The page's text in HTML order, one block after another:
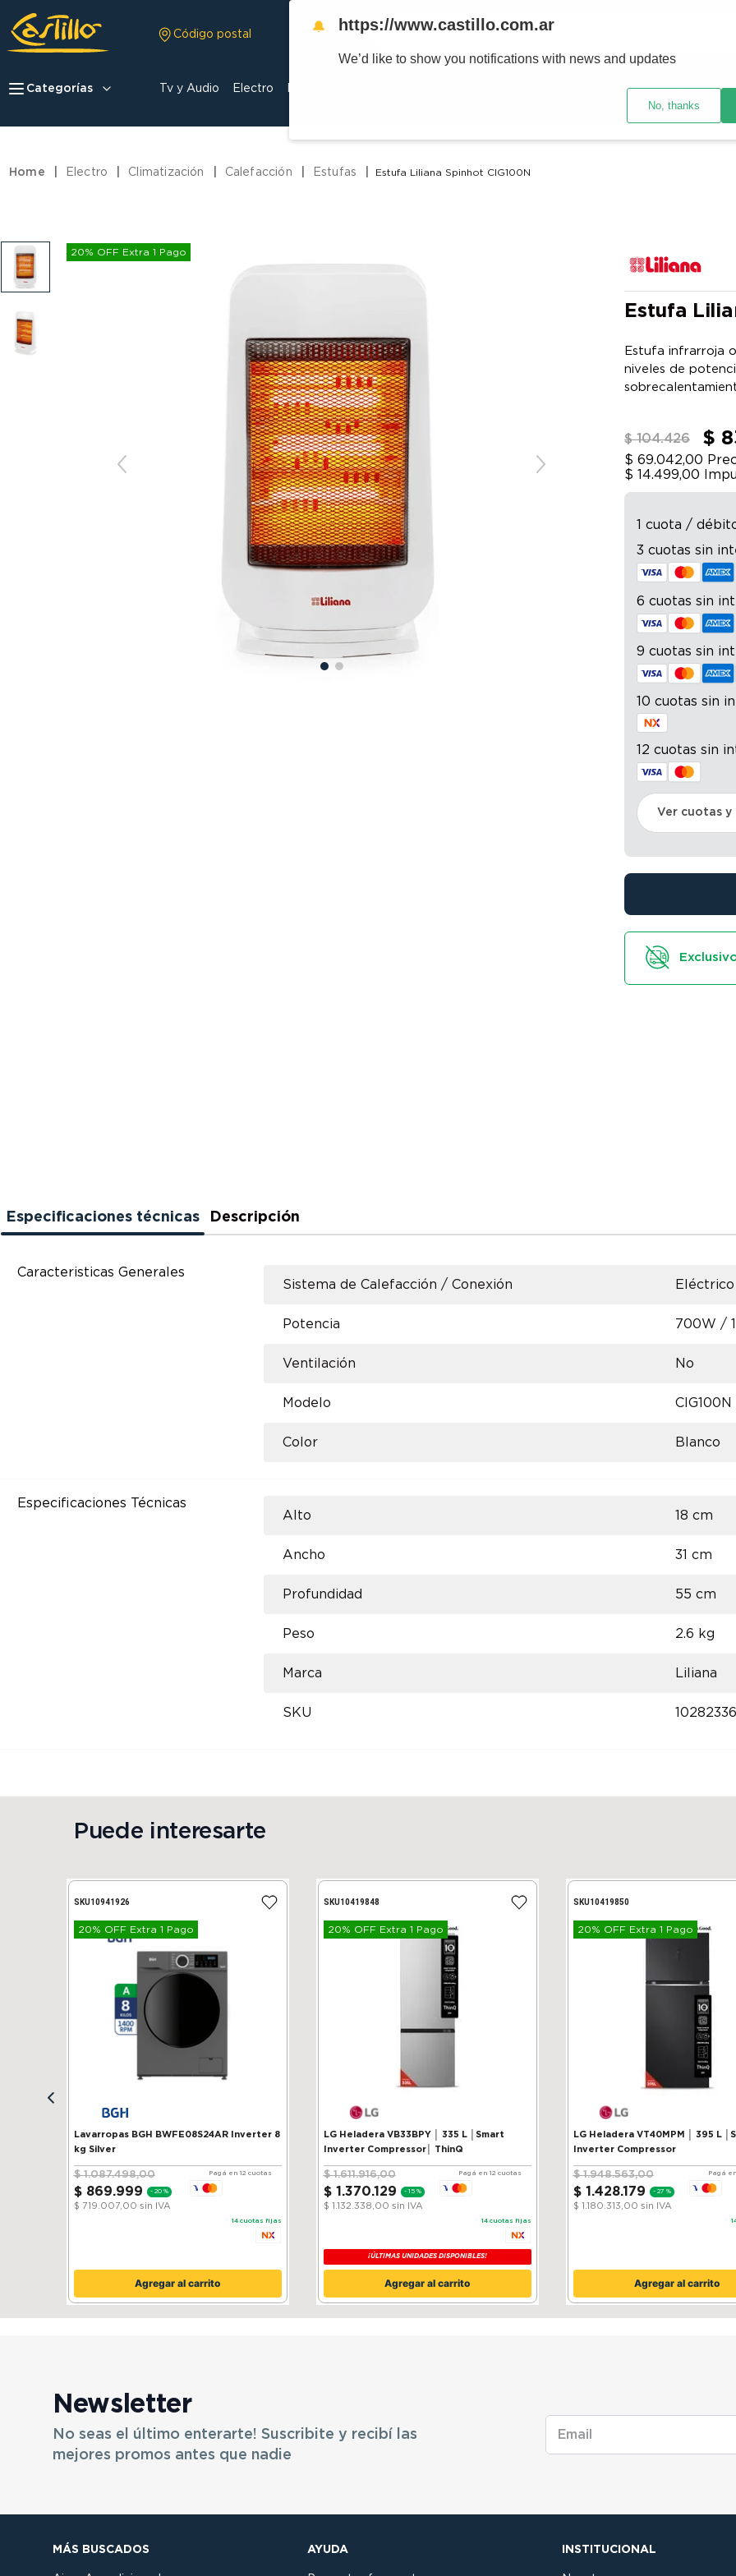
Código postal
Buscar
Categorías Tv y Audio Electro Ver promociones
Electro Climatización Calefacción Estufas Estufa Liliana Spinhot CIG100N
20% OFF Extra 1 Pago
Estufa
Estufa infrarroja
niveles de
$ 104.426 $
$ 69.042,00
$ 14.499,00
1 cuota /
3 cuotas sin
6 cuotas sin
9 cuotas sin
10 cuotas sin
12 cuotas sin
Ver cuotas
Especificaciones técnicas Descripción
Caracteristicas Generales
Sistema de Calefacción / Conexión
Eléctrico
Potencia 700W /
Ventilación No
Modelo CIG100N
Color Blanco
Especificaciones Técnicas
Alto
18 cm
Ancho 31 cm
Profundidad 55 cm
Peso 2.6 kg
Marca Liliana
SKU
Puede interesarte
SKU10941926
20% OFF Extra 1 Pago
Lavarropas BGH BWFE08S24AR Inverter 8
kg Silver
$ 1.087.498,00
$ 869.999 - 20 %
$ 719.007,00 sin IVA
Pagá en 12 cuotas
14 cuotas fijas
Agregar al carrito
SKU10419848
20% OFF Extra 1 Pago
LG Heladera VB33BPY │ 335 L │Smart
Inverter Compressor│ ThinQ
$ 1.611.916,00
$ 1 .370.129 - 15 %
$ 1.132.338,00 sin IVA
Pagá en 12 cuotas
14 cuotas fijas
¡ÚLTIMAS UNIDADES DISPONIBLES!
Agregar al carrito
SKU10419850
20% OFF Extra 1 Pago
LG Heladera VT40MPM │ 395 L
Inverter Compressor
$ 1.948.563,00
$ 1 .428.179 - 27 %
$ 1.180.313,00 sin IVA
Pagá
Agregar al carrito
Newsletter
No seas el último enterarte! Suscribite y recibí las
mejores promos antes que nadie
MÁS BUSCADOS AYUDA INSTITUCIONAL
10.
🔔 https://www.castillo.com.ar
We’d like to show you notifications with news and updates
No, thanks